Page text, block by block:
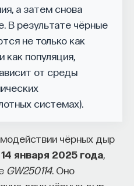
а затем снова
В результате чёрные
не только как
как популяция,
от среды
системах).
чёрных дыр
января 2025 года
GW250114. Оно